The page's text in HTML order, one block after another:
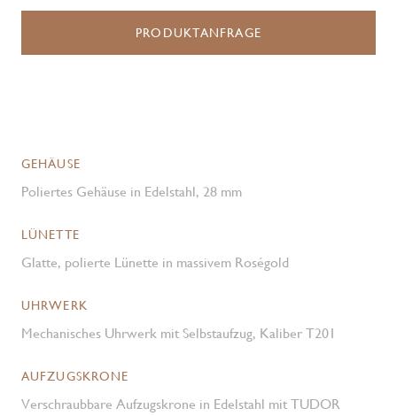
PRODUKTANFRAGE
GEHÄUSE
Poliertes Gehäuse in Edelstahl, 28 mm
LÜNETTE
Glatte, polierte Lünette in massivem Roségold
UHRWERK
Mechanisches Uhrwerk mit Selbstaufzug, Kaliber T201
AUFZUGSKRONE
Verschraubbare Aufzugskrone in Edelstahl mit TUDOR